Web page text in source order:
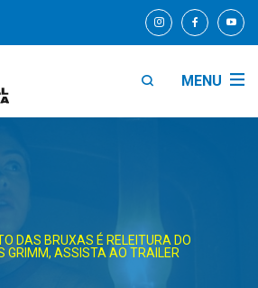
MENU
DAS BRUXAS É RELEITURA DO
GRIMM, ASSISTA AO TRAILER